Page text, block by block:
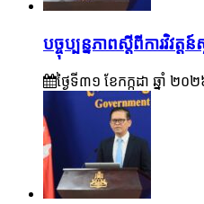
បច្ចុប្បន្នភាពស្ដីពីការវិវត្
ថ្ងៃទី៣១ ខែ​កក្កដា ឆ្នាំ ២០២